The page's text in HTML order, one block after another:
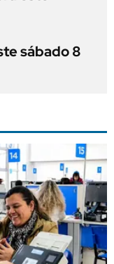
sábado 8